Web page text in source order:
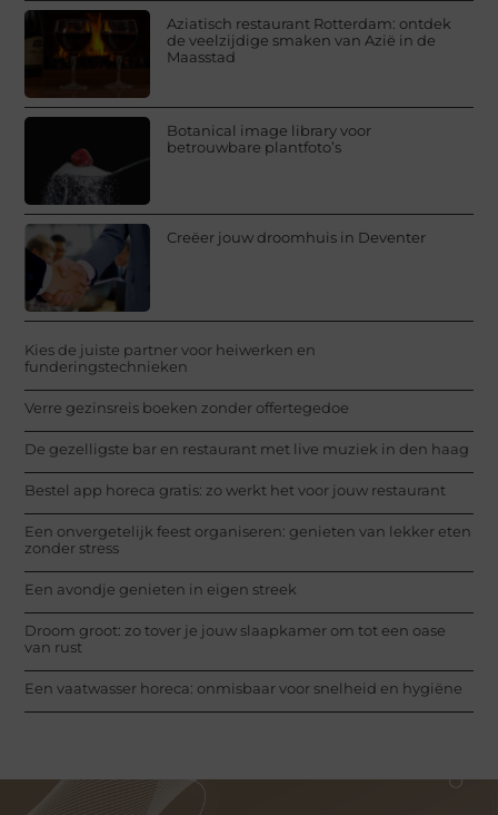
Aziatisch restaurant Rotterdam: ontdek
de veelzijdige smaken van Azië in de
Maasstad
Botanical image library voor
betrouwbare plantfoto’s
Creëer jouw droomhuis in Deventer
Kies de juiste partner voor heiwerken en
funderingstechnieken
Verre gezinsreis boeken zonder offertegedoe
De gezelligste bar en restaurant met live muziek in den haag
Bestel app horeca gratis: zo werkt het voor jouw restaurant
Een onvergetelijk feest organiseren: genieten van lekker eten
zonder stress
Een avondje genieten in eigen streek
Droom groot: zo tover je jouw slaapkamer om tot een oase
van rust
Een vaatwasser horeca: onmisbaar voor snelheid en hygiëne